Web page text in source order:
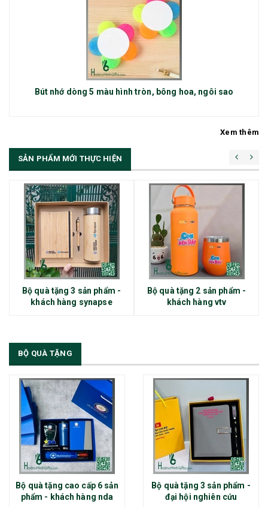
Bút nhớ dòng 5 màu hình tròn, bông hoa, ngôi sao
Xem thêm
SẢN PHẨM MỚI THỰC HIỆN
Bộ quà tặng 3 sản phẩm -
khách hàng synapse
Bộ quà tặng 2 sản phẩm -
khách hàng vtv
BỘ QUÀ TẶNG
Bộ quà tặng cao cấp 6 sản
phẩm - khách hàng nda
Bộ quà tặng 3 sản phẩm -
đại hội nghiên cứu